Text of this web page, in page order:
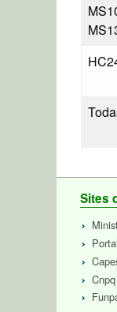
Sites
Cnpq